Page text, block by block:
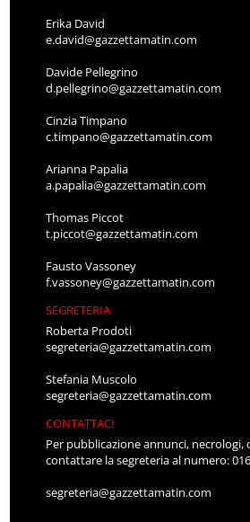
Erika David
e.david@gazzettamatin.com
Davide Pellegrino
d.pellegrino@gazzettamatin.com
Cinzia Timpano
c.timpano@gazzettamatin.com
Arianna Papalia
a.papalia@gazzettamatin.com
Thomas Piccot
t.piccot@gazzettamatin.com
Fausto Vassoney
f.vassoney@gazzettamatin.com
SEGRETERIA
Roberta Prodoti
segreteria@gazzettamatin.com
Stefania Muscolo
segreteria@gazzettamatin.com
CONTATTACI
Per pubblicazione annunci, necrologi,
contattare la segreteria al numero:
segreteria@gazzettamatin.com